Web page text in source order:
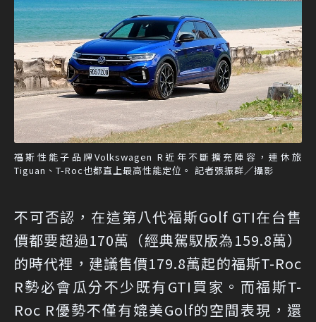
福斯性能子品牌Volkswagen R近年不斷擴充陣容，連休旅
Tiguan、T-Roc也都直上最高性能定位。 記者張振群／攝影
不可否認，在這第八代福斯Golf GTI在台售
價都要超過170萬（經典駕馭版為159.8萬）
的時代裡，建議售價179.8萬起的福斯T-Roc
R勢必會瓜分不少既有GTI買家。而福斯T-
Roc R優勢不僅有媲美Golf的空間表現，還